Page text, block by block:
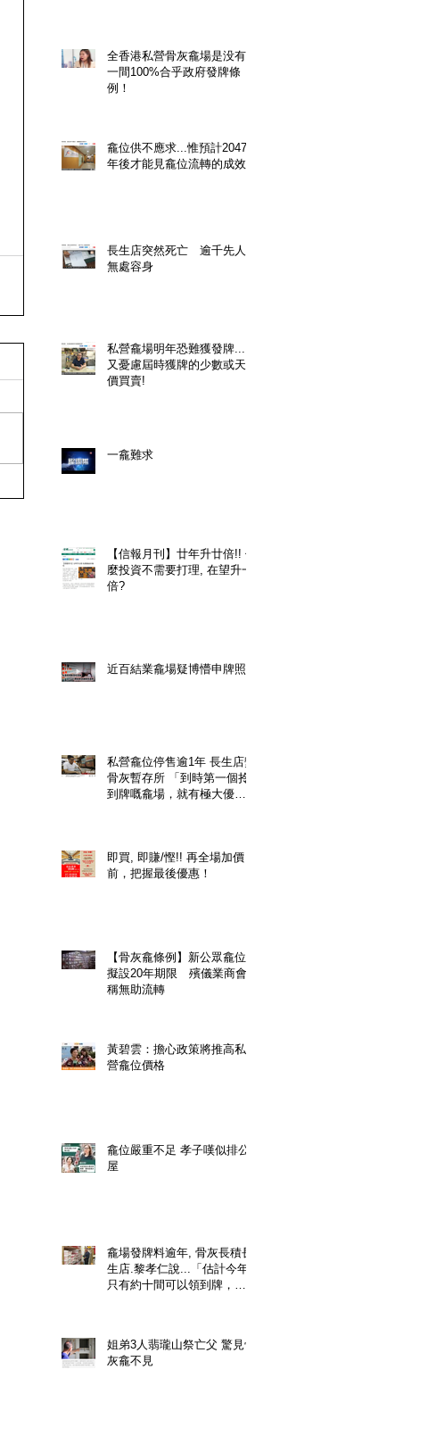
全香港私營骨灰龕場是没有
一間100%合乎政府發牌條
例！
龕位供不應求...惟預計2047
年後才能見龕位流轉的成效!
長生店突然死亡 逾千先人
無處容身
私營龕場明年恐難獲發牌....
又憂慮屆時獲牌的少數或天
價買賣!
一龕難求
【信報月刊】廿年升廿倍!! 什
麼投資不需要打理, 在望升一
倍?
近百結業龕場疑博懵申牌照
私營龕位停售逾1年 長生店變
骨灰暫存所 「到時第一個拎
到牌嘅龕場，就有極大優
即買, 即賺/慳!! 再全場加價
前，把握最後優惠！
【骨灰龕條例】新公眾龕位
擬設20年期限 殯儀業商會
稱無助流轉
黃碧雲：擔心政策將推高私
營龕位價格
龕位嚴重不足 孝子嘆似排公
屋
龕場發牌料逾年, 骨灰長積長
生店.黎孝仁說...「估計今年
只有約十間可以領到牌，勢
姐弟3人翡瓏山祭亡父 驚見骨
灰龕不見